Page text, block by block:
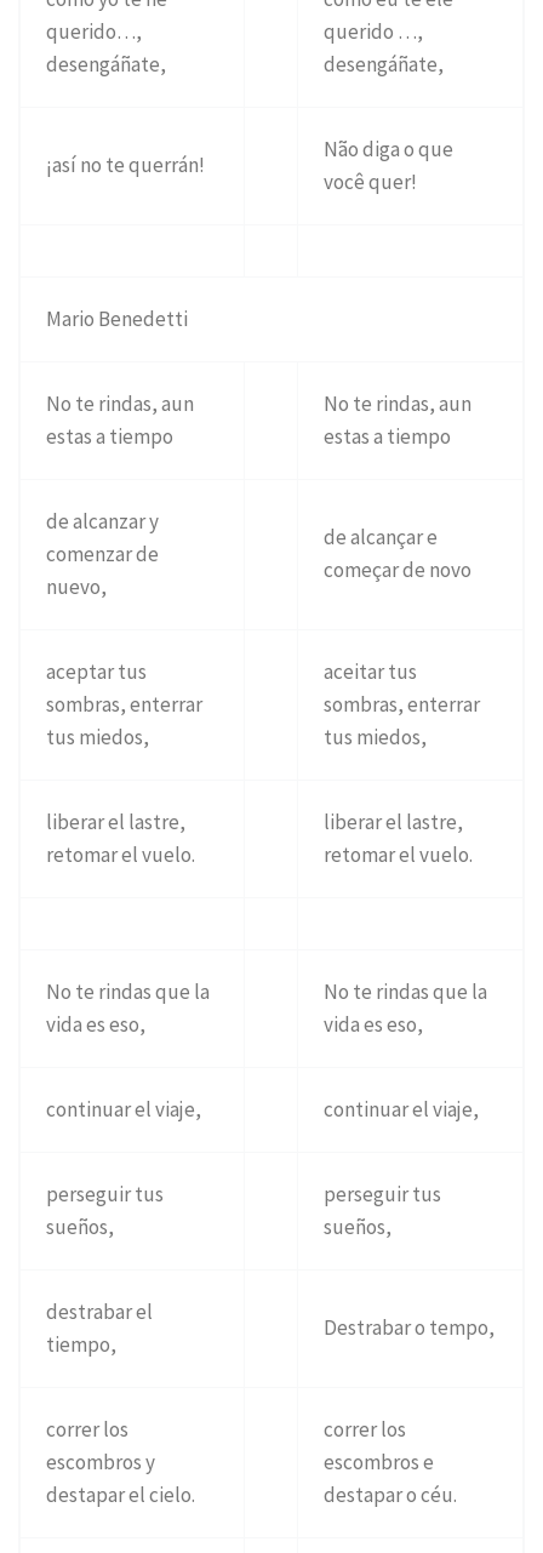
querido…,
desengáñate,
querido …,
desengáñate,
¡así no te querrán!
Não diga o que
você quer!
Mario Benedetti
No te rindas, aun
estas a tiempo
No te rindas, aun
estas a tiempo
de alcanzar y
comenzar de
nuevo,
de alcançar e
começar de novo
aceptar tus
sombras, enterrar
tus miedos,
aceitar tus
sombras, enterrar
tus miedos,
liberar el lastre,
retomar el vuelo.
liberar el lastre,
retomar el vuelo.
No te rindas que la
vida es eso,
No te rindas que la
vida es eso,
continuar el viaje, continuar el viaje,
perseguir tus
sueños,
perseguir tus
sueños,
destrabar el
tiempo,
Destrabar o tempo,
correr los
escombros y
destapar el cielo.
correr los
escombros e
destapar o céu.